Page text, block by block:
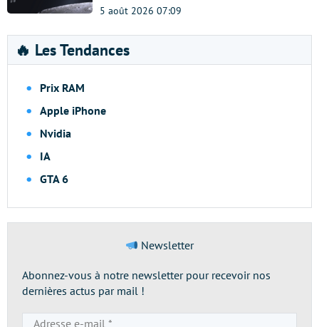
5 août 2026 07:09
🔥 Les Tendances
Prix RAM
Apple iPhone
Nvidia
IA
GTA 6
Newsletter
Abonnez-vous à notre newsletter pour recevoir nos
dernières actus par mail !